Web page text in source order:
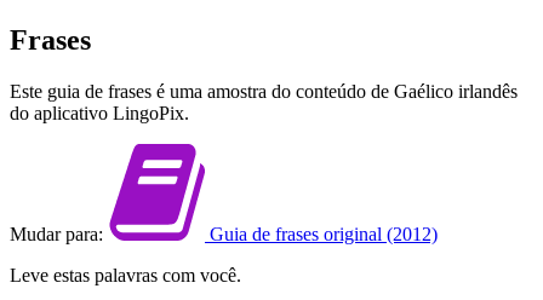
Frases
Este guia de frases é uma amostra do conteúdo de Gaélico irlandês
do aplicativo LingoPix.
Mudar para:
Guia de frases original (2012)
Leve estas palavras com você.